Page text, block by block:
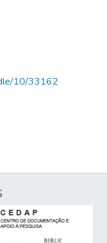
10/33162